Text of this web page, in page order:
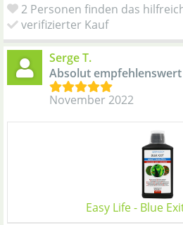
2 Personen finden das
verifizierter Kauf
Serge T.
Absolut empfehlenswert
November 2022
Easy Life - Blue